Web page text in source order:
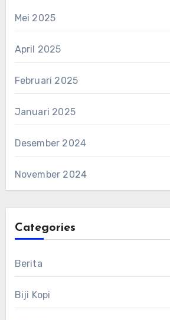
Mei 2025
April 2025
Februari 2025
Januari 2025
Desember 2024
November 2024
Categories
Berita
Biji Kopi